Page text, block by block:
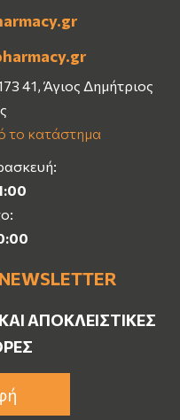
41, Άγιος Δημήτριος
το κατάστημα
ΑΠΟΚΛΕΙΣΤΙΚΈΣ